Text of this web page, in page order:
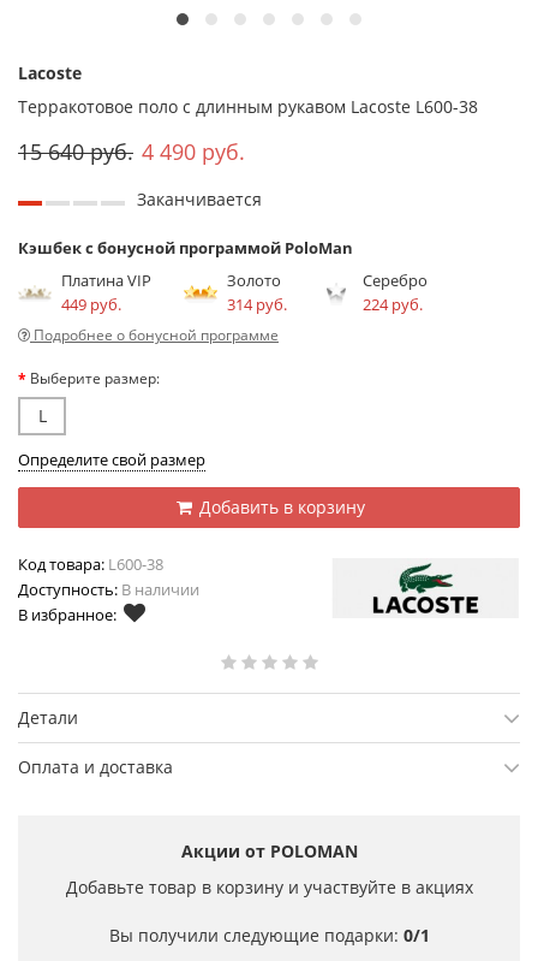
Lacoste
Терракотовое поло с длинным рукавом Lacoste L600-38
15 640 руб. 4 490 руб.
Заканчивается
Кэшбек с бонусной программой PoloMan
Платина VIP
449 руб.
Золото
314 руб.
Серебро
224 руб.
Подробнее о бонусной программе
Выберите размер:
L
Определите свой размер
Добавить в корзину
Код товара: L600-38
Доступность: В наличии
В избранное:
Детали
Оплата и доставка
Акции от POLOMAN
Добавьте товар в корзину и участвуйте в акциях
Вы получили следующие подарки: 0/1